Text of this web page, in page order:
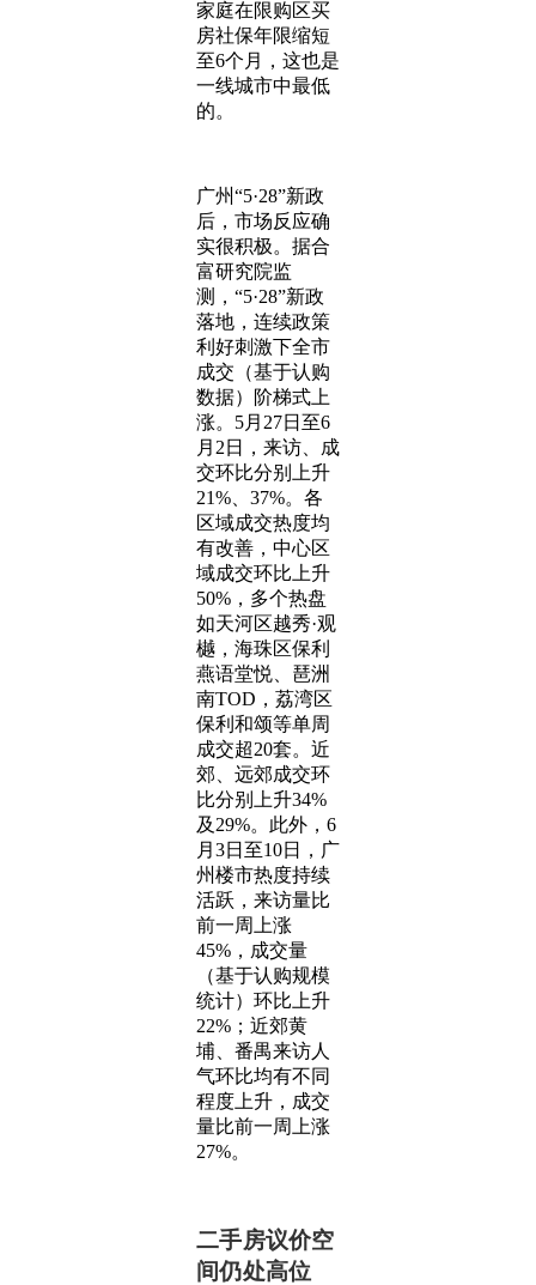
家庭在限购区买
房社保年限缩短
至6个月，这也是
一线城市中最低
的。
广州“5·28”新政
后，市场反应确
实很积极。据合
富研究院监
测，“5·28”新政
落地，连续政策
利好刺激下全市
成交（基于认购
数据）阶梯式上
涨。5月27日至6
月2日，来访、成
交环比分别上升
21%、37%。各
区域成交热度均
有改善，中心区
域成交环比上升
50%，多个热盘
如天河区越秀·观
樾，海珠区保利
燕语堂悦、琶洲
南TOD，荔湾区
保利和颂等单周
成交超20套。近
郊、远郊成交环
比分别上升34%
及29%。此外，6
月3日至10日，广
州楼市热度持续
活跃，来访量比
前一周上涨
45%，成交量
（基于认购规模
统计）环比上升
22%；近郊黄
埔、番禺来访人
气环比均有不同
程度上升，成交
量比前一周上涨
27%。
二手房议价空
间仍处高位